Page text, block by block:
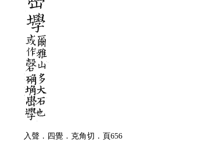
入聲．四覺．克角切．頁656